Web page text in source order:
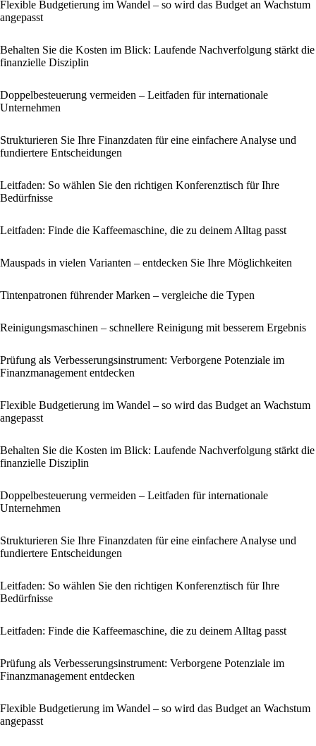
Flexible Budgetierung im Wandel – so wird das Budget an Wachstum
angepasst
Behalten Sie die Kosten im Blick: Laufende Nachverfolgung stärkt die
finanzielle Disziplin
Doppelbesteuerung vermeiden – Leitfaden für internationale
Unternehmen
Strukturieren Sie Ihre Finanzdaten für eine einfachere Analyse und
fundiertere Entscheidungen
Leitfaden: So wählen Sie den richtigen Konferenztisch für Ihre
Bedürfnisse
Leitfaden: Finde die Kaffeemaschine, die zu deinem Alltag passt
Mauspads in vielen Varianten – entdecken Sie Ihre Möglichkeiten
Tintenpatronen führender Marken – vergleiche die Typen
Reinigungsmaschinen – schnellere Reinigung mit besserem Ergebnis
Prüfung als Verbesserungsinstrument: Verborgene Potenziale im
Finanzmanagement entdecken
Flexible Budgetierung im Wandel – so wird das Budget an Wachstum
angepasst
Behalten Sie die Kosten im Blick: Laufende Nachverfolgung stärkt die
finanzielle Disziplin
Doppelbesteuerung vermeiden – Leitfaden für internationale
Unternehmen
Strukturieren Sie Ihre Finanzdaten für eine einfachere Analyse und
fundiertere Entscheidungen
Leitfaden: So wählen Sie den richtigen Konferenztisch für Ihre
Bedürfnisse
Leitfaden: Finde die Kaffeemaschine, die zu deinem Alltag passt
Prüfung als Verbesserungsinstrument: Verborgene Potenziale im
Finanzmanagement entdecken
Flexible Budgetierung im Wandel – so wird das Budget an Wachstum
angepasst